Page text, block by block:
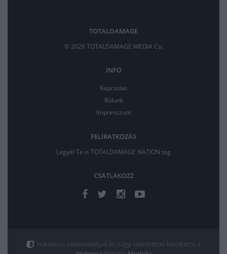
TOTALDAMAGE
© 2026 TOTALDAMAGE MEDIA Co.
INFO
Kapcsolat
Rólunk
Impresszum
FELIRATKOZÁS
Legyél Te is TOTALDAMAGE NATION tag
CSATLAKOZZ
Hatalmas szenvedéllyel és nagy szeretettel készítette a